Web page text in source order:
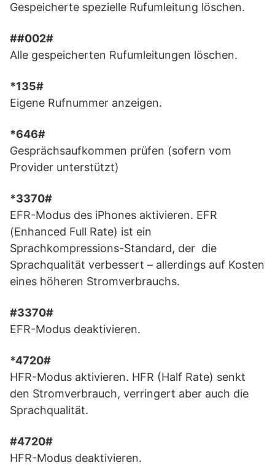
Gespeicherte spezielle Rufumleitung löschen.
##002#
Alle gespeicherten Rufumleitungen löschen.
*135#
Eigene Rufnummer anzeigen.
*646#
Gesprächsaufkommen prüfen (sofern vom
Provider unterstützt)
*3370#
EFR-Modus des iPhones aktivieren. EFR
(Enhanced Full Rate) ist ein
Sprachkompressions-Standard, der die
Sprachqualität verbessert – allerdings auf Kosten
eines höheren Stromverbrauchs.
#3370#
EFR-Modus deaktivieren.
*4720#
HFR-Modus aktivieren. HFR (Half Rate) senkt
den Stromverbrauch, verringert aber auch die
Sprachqualität.
#4720#
HFR-Modus deaktivieren.